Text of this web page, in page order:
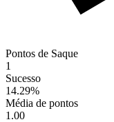
Pontos de Saque
1
Sucesso
14.29%
Média de pontos
1.00